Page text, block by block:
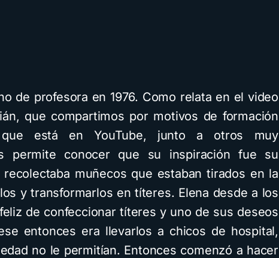
de profesora en 1976. Como relata en el video
que compartimos por motivos de formación
que está en YouTube, junto a otros muy
permite conocer que su inspiración fue su
muñecos que estaban tirados en la
y transformarlos en títeres. Elena desde a los
de confeccionar títeres y uno de sus deseos
entonces era llevarlos a chicos de hospital,
no le permitían. Entonces comenzó a hacer